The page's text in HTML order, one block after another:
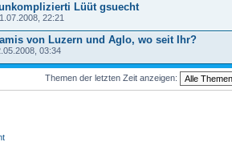
Lüüt gsuecht
22:21
von Luzern und Aglo, wo seit Ihr?
03:34
Themen der letzten Zeit anzeigen: